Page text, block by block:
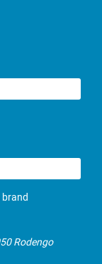
Rodengo